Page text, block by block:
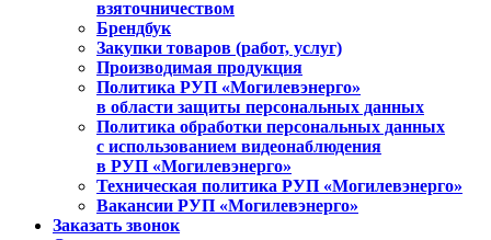
взяточничеством
Брендбук
Закупки товаров (работ, услуг)
Производимая продукция
Политика РУП «Могилевэнерго»
в области защиты персональных данных
Политика обработки персональных данных
с использованием видеонаблюдения
в РУП «Могилевэнерго»
Техническая политика РУП «Могилевэнерго»
Вакансии РУП «Могилевэнерго»
Заказать звонок